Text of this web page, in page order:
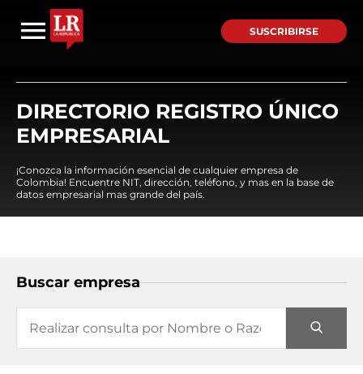
SUSCRIBIRSE
DIRECTORIO REGISTRO ÚNICO
EMPRESARIAL
¡Conozca la información esencial de cualquier empresa de
Colombia! Encuentre NIT, dirección, teléfono, y mas en la base de
datos empresarial mas grande del país.
Buscar empresa